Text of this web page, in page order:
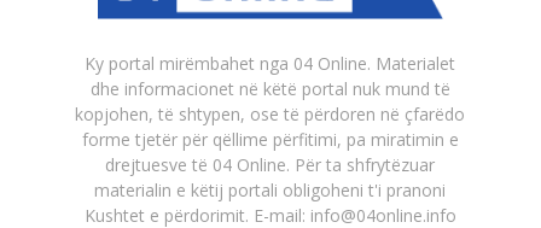
Ky portal mirëmbahet nga 04 Online. Materialet
dhe informacionet në këtë portal nuk mund të
kopjohen, të shtypen, ose të përdoren në çfarëdo
forme tjetër për qëllime përfitimi, pa miratimin e
drejtuesve të 04 Online. Për ta shfrytëzuar
materialin e këtij portali obligoheni t'i pranoni
Kushtet e përdorimit. E-mail: info@04online.info